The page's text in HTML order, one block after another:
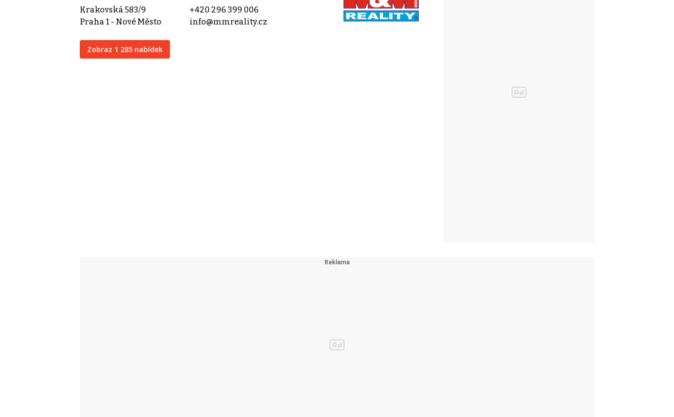
Krakovská 583/9
Praha 1 - Nové Město
Zobraz 1 285 nabídek
+420 296 399 006
info@mmreality.cz